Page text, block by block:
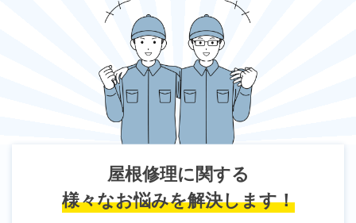
屋根修理に関する
様々なお悩みを解決します！